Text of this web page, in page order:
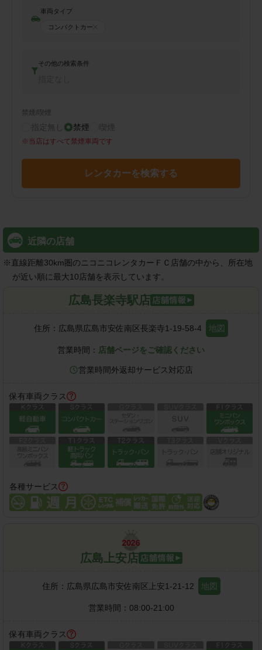
車両タイプ
コンパクトカー
その他の検索条件
禁煙/喫煙
指定無し 禁煙 喫煙
※ 当店はすべて禁煙車両です
レンタカーを検索する
近隣の店舗
※直線距離30km圏のニコニコレンタカーＦＣ店舗の中から、所在地
が近い順に最大10店舗を表示しています。
広島長楽寺駅店
住所： 広島県広島市安佐南区長楽寺1-19-58-4 地図
営業時間： 店舗ページをご確認ください
営業時間外返却サービス対応店
保有車両クラス
各種サービス
広島上安店
住所： 広島県広島市安佐南区上安1-21-12 地図
営業時間： 08:00-21:00
保有車両クラス